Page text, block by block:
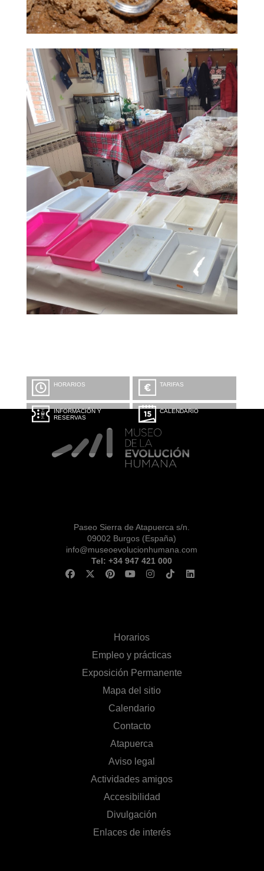
HORARIOS TARIFAS
INFORMACIÓN Y
RESERVAS
CALENDARIO
Paseo Sierra de Atapuerca s/n.
09002 Burgos (España)
info@museoevolucionhumana.com
Tel: +34 947 421 000
Horarios
Empleo y prácticas
Exposición Permanente
Mapa del sitio
Calendario
Contacto
Atapuerca
Aviso legal
Actividades amigos
Accesibilidad
Divulgación
Enlaces de interés